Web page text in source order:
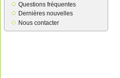
Questions fréquentes
Dernières nouvelles
Nous contacter